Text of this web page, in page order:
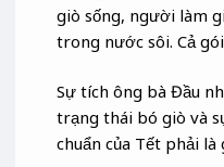
giò sống, người làm
trong nước sôi. Cả
Sự tích ông bà Đầu
trạng thái bó giò và
chuẩn của Tết phải là